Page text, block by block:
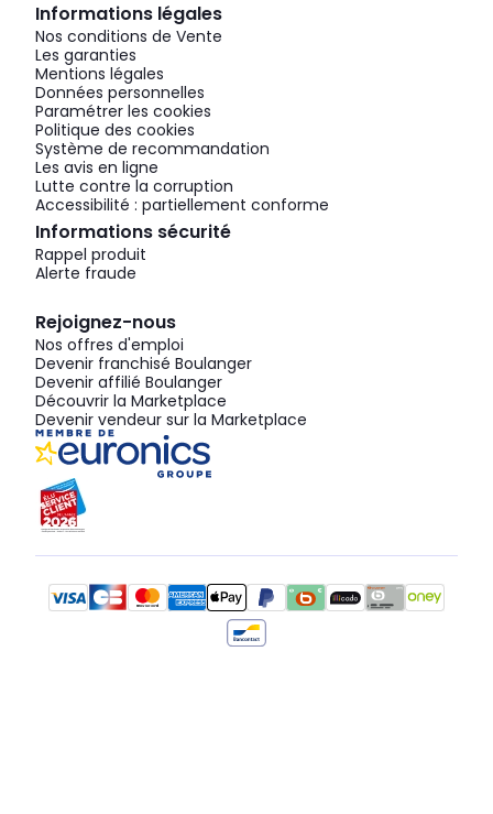
Informations légales
Nos conditions de Vente
Les garanties
Mentions légales
Données personnelles
Paramétrer les cookies
Politique des cookies
Système de recommandation
Les avis en ligne
Lutte contre la corruption
Accessibilité : partiellement conforme
Informations sécurité
Rappel produit
Alerte fraude
Rejoignez-nous
Nos offres d'emploi
Devenir franchisé Boulanger
Devenir affilié Boulanger
Découvrir la Marketplace
Devenir vendeur sur la Marketplace